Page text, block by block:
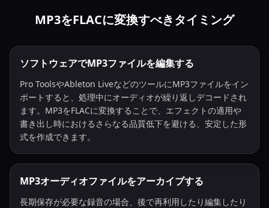
MP3をFLACに変換すべきタイミング
ソフトウェアでMP3ファイルを編集する
Pro ToolsやAbleton LiveなどのツールにMP3ファイルをイン
ポートすると、処理中にオーディオが繰り返しデコードされ
ます。MP3をFLACに変換することで、エフェクトの適用や
書き出し時におけるさらなる品質低下を避ける、安定した形
式を作成できます。
MP3オーディオファイルをアーカイブする
長期保存が必要な録音の場合、後で再利用したり編集したり